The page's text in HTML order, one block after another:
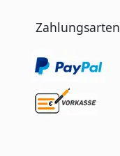
Zahlungsarten